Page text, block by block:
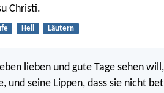
Christi.
Heil Läutern
lieben und gute Tage sehen
und seine Lippen, dass sie nicht